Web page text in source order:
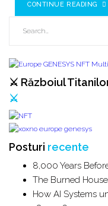
CONTINUE READING
⚔️ Războiul
⚔️
Posturi recente
8,000 Years
The Burned
How AI Systems